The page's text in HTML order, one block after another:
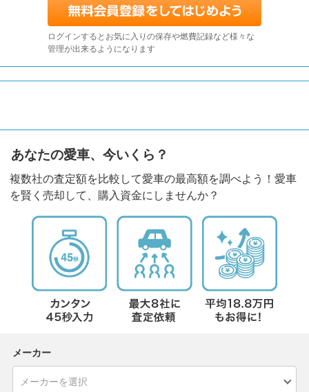
ログインするとお気に入りの保存や燃費記録など様々な
管理が出来るようになります
あなたの愛車、今いくら？
複数社の査定額を比較して愛車の最高額を調べよう！愛車
を賢く売却して、購入資金にしませんか？
メーカー